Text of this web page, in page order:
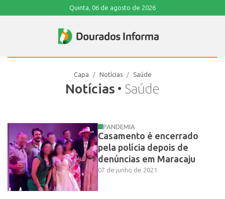
Quinta, 06 de agosto de 2026
Notícias • Saúde
Capa Notícias Saúde
PANDEMIA
Casamento é encerrado
pela polícia depois de
denúncias em Maracaju
07 de junho de 2021